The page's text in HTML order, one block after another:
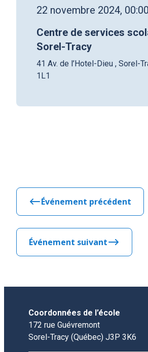
22 novembre 2024,
Centre de services
Sorel-Tracy
41 Av. de l’Hotel-Dieu , Sorel-
1L1
Événement précédent
Événement suivant
Coordonnées de l’école
172 rue Guévremont
Sorel-Tracy (Québec) J3P 3K6